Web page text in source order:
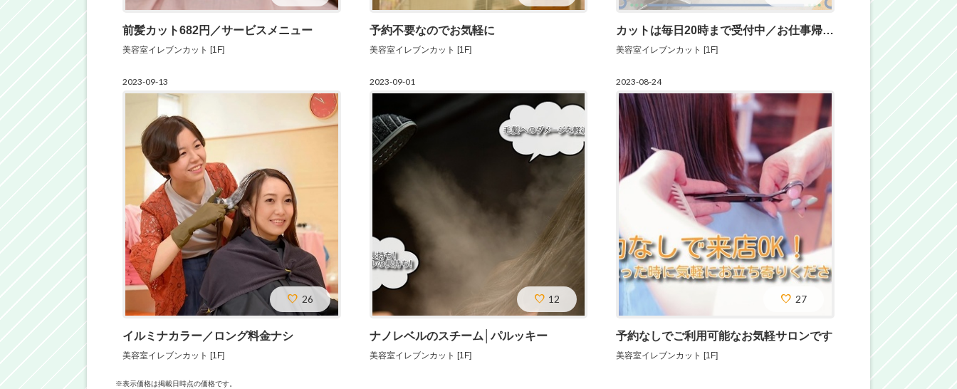
前髪カット682円／サービスメニュー
美容室イレブンカット [1F]
予約不要なのでお気軽に
美容室イレブンカット [1F]
カットは毎日20時まで受付中／お仕事帰りにも
美容室イレブンカット [1F]
2023-09-13
イルミナカラー／ロング料金ナシ
美容室イレブンカット [1F]
26
2023-09-01
ナノレベルのスチーム│パルッキー
美容室イレブンカット [1F]
12
2023-08-24
予約なしでご利用可能なお気軽サロンです
美容室イレブンカット [1F]
27
※表示価格は掲載日時点の価格です。